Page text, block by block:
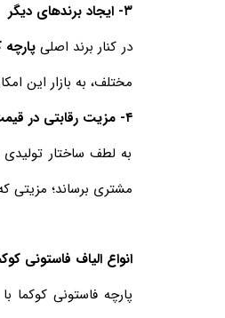
۳- ایجاد برندهای دیگر
در کنار برند اصلیپارچه
مختلف، به بازار این
۴- مزیت رقابتی در قیمت و تحویل
به لطف ساختار
مشتری برساند؛ مزیتی
انواع الیاف فاستونی
پارچه فاستونی کوکما